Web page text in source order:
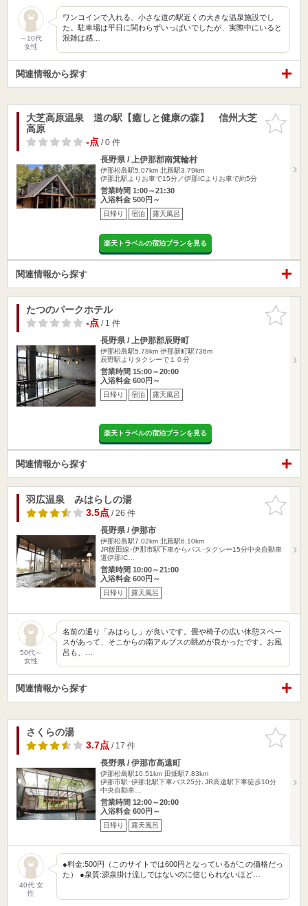
～10代
女性
ワンコインで入れる、小さな道の駅近くの大きな温泉施設でし
た。駐車場は平日に関わらずいっぱいでしたが、実際中にいると
混雑は感…
関連情報から探す
お気に入
りに追加
大芝高原温泉 道の駅【癒しと健康の森】 信州大芝
高原
-点/ 0 件
長野県 / 上伊那郡南箕輪村
伊那松島駅5.07km 北殿駅3.79km
伊那北駅よりお車で15分／伊那ICよりお車で約5分
営業時間 1:00～21:30
入浴料金 500円～
日帰り 宿泊 露天風呂
楽天トラベルの宿泊プランを見る
関連情報から探す
お気に入
りに追加
たつのパークホテル
-点/ 1 件
長野県 / 上伊那郡辰野町
伊那松島駅5.78km 伊那新町駅736m
辰野駅よりタクシーで１０分
営業時間 15:00～20:00
入浴料金 600円～
日帰り 宿泊 露天風呂
楽天トラベルの宿泊プランを見る
関連情報から探す
お気に入
りに追加
羽広温泉 みはらしの湯
3.5点/ 26 件
長野県 / 伊那市
伊那松島駅7.02km 北殿駅6.10km
JR飯田線･伊那市駅下車からバス･タクシー15分中央自動車
道伊那IC…
営業時間 10:00～21:00
入浴料金 600円～
日帰り 露天風呂
50代～
女性
名前の通り「みはらし」が良いです。畳や椅子の広い休憩スペー
スがあって、そこからの南アルプスの眺めが良かったです。お風
呂も、…
関連情報から探す
お気に入
りに追加
さくらの湯
3.7点/ 17 件
長野県 / 伊那市高遠町
伊那松島駅10.51km 田畑駅7.83km
伊那市駅･伊那北駅下車バス25分､JR高遠駅下車徒歩10分
中央自動車…
営業時間 12:00～20:00
入浴料金 600円～
日帰り 露天風呂
40代 女
性
●料金:500円（このサイトでは600円となっているがこの価格だっ
た） ●泉質:源泉掛け流しではないのに信じられないほど…